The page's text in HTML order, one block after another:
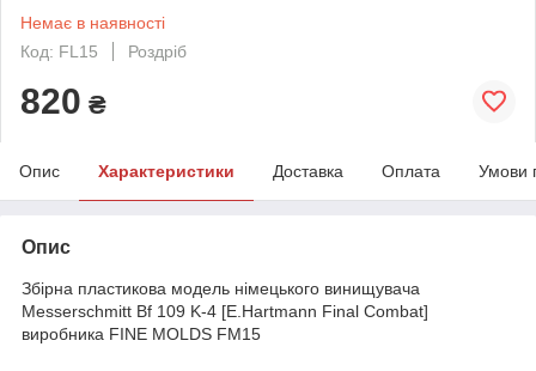
Немає в наявності
Код: FL15
Роздріб
820 ₴
Опис Характеристики Доставка Оплата Умови
Опис
Збірна пластикова модель німецького винищувача
Messerschmitt Bf 109 K-4 [E.Hartmann Final Combat]
виробника FINE MOLDS FM15